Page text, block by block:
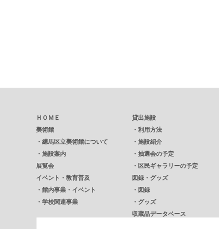
ＨＯＭＥ
美術館
・ 練馬区立美術館について
・ 施設案内
展覧会
イベント・教育普及
・ 館内事業・イベント
・ 学校関連事業
貸出施設
・ 利用方法
・ 施設紹介
・ 抽選会の予定
・ 区民ギャラリーの予定
図録・グッズ
・ 図録
・ グッズ
収蔵品データベース